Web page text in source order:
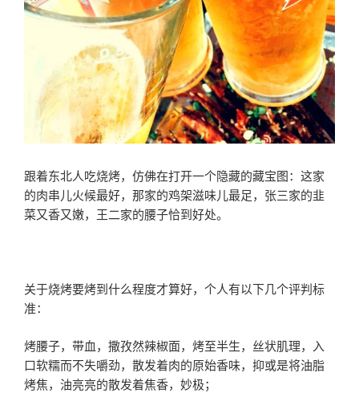
跟着东北人吃烧烤，仿佛在打开一个隐藏的藏宝图：这家
的肉串儿火候最好，那家的鸡架滋味儿最足，张三家的韭
菜又香又嫩，王二家的腰子恰到好处。
关于烧烤要烤到什么程度才算好，个人有以下几个评判标
准：
烤腰子，带血，撒孜然辣椒面，烤至半生，丝状肌理，入
口软糯而不失嚼劲，散发着肉的原始香味，抑或是将油脂
烤焦，油亮亮的散发着焦香，妙极；